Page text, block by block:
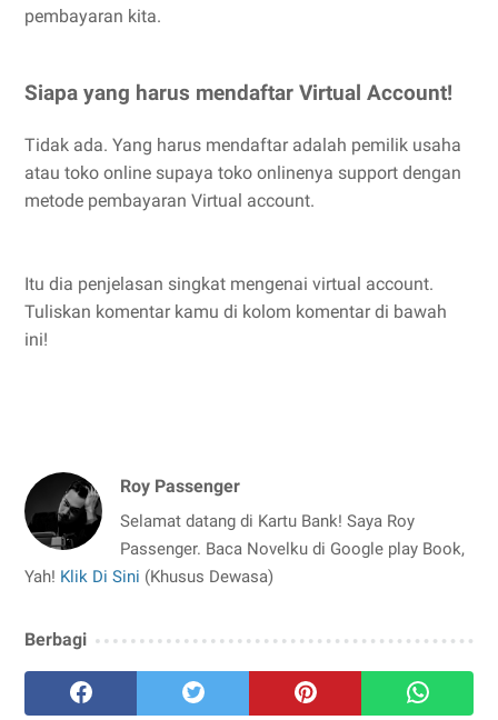
pembayaran kita.
Siapa yang harus mendaftar Virtual Account!
Tidak ada. Yang harus mendaftar adalah pemilik usaha
atau toko online supaya toko onlinenya support dengan
metode pembayaran Virtual account.
Itu dia penjelasan singkat mengenai virtual account.
Tuliskan komentar kamu di kolom komentar di bawah
ini!
Roy Passenger
Selamat datang di Kartu Bank! Saya Roy
Passenger. Baca Novelku di Google play Book,
Yah! Klik Di Sini (Khusus Dewasa)
Berbagi